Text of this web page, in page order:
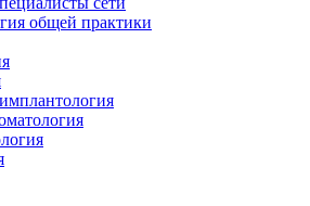
общей практики